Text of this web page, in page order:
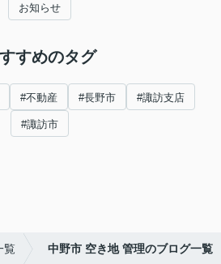
お知らせ
すめのタグ
#不動産 #長野市 #諏訪支店
#諏訪市
覧 中野市 空き地 管理のブログ一覧